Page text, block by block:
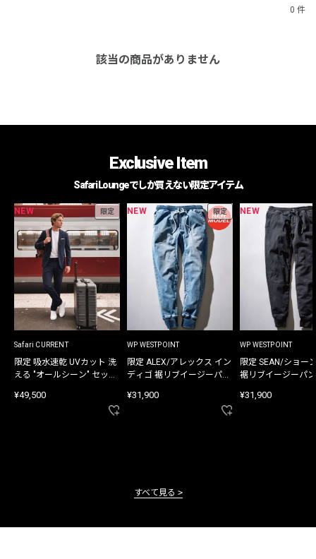
0 件
該当の商品がありません
Exclusive Item
Safari Loungeでしか買えない限定アイテム
NEW 限定
Safari CURRENT
限定 吸水速乾 UVカット 洗
える "オールシーン" セット
¥49,500
NEW 限定
WP WESTPOINT
限定 ALEX/アレックス イン
ディゴ 裾リブイージーパン
¥31,900
NEW
WP WESTPOINT
限定 SEAN/ショー
裾リブイージーパ
¥31,900
すべて見る